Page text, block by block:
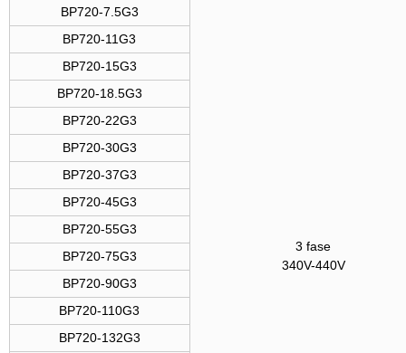
3 fase
340V-440V
BP720-7.5G3
BP720-11G3
BP720-15G3
BP720-18.5G3
BP720-22G3
BP720-30G3
BP720-37G3
BP720-45G3
BP720-55G3
BP720-75G3
BP720-90G3
BP720-110G3
BP720-132G3